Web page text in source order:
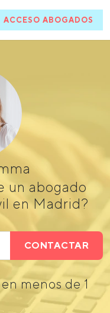
ACCESO ABOGADOS
un abogado
en Madrid?
CONTACTAR
menos de 1